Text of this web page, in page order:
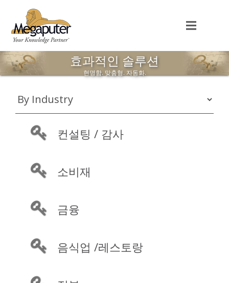
효과적인 솔루션
현명함. 맞춤형. 자동화.
컨설팅 / 감사
소비재
금융
음식업 /레스토랑